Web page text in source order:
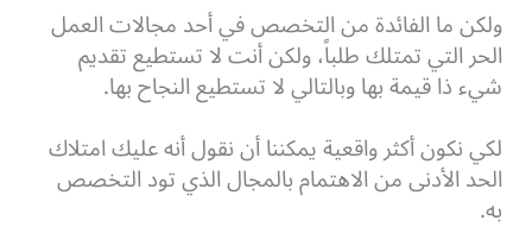
ولكن ما الفائدة من التخصص في أحد مجالات العمل
الحر التي تمتلك طلباً، ولكن أنت لا تستطيع تقديم
شيء ذا قيمة بها وبالتالي لا تستطيع النجاح بها.
لكي نكون أكثر واقعية يمكننا أن نقول أنه عليك امتلاك
الحد الأدنى من الاهتمام بالمجال الذي تود التخصص
به.